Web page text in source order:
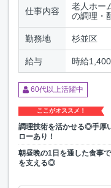
仕事内容
老人ホー
の調理・
勤務地 杉並区
給与 時給
60代以上活躍中
ここがオススメ！
調理技術を活かせる◎手厚
ローあり！
朝昼晩の1日を通した食事
を支える◎